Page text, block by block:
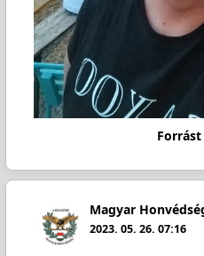
Magyar
2023. 05. 26. 07:16